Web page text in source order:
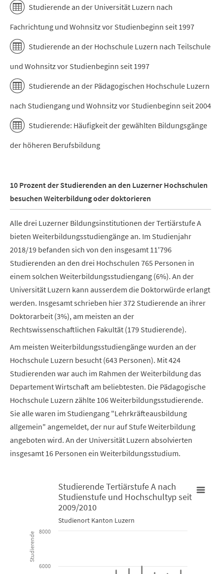
Studierende an der Universität Luzern nach
Fachrichtung und Wohnsitz vor Studienbeginn seit 1997
Studierende an der Hochschule Luzern nach Teilschule
und Wohnsitz vor Studienbeginn seit 1997
Studierende an der Pädagogischen Hochschule Luzern
nach Studiengang und Wohnsitz vor Studienbeginn seit 2004
Studierende: Häufigkeit der gewählten Bildungsgänge
der höheren Berufsbildung
10 Prozent der Studierenden an den Luzerner Hochschulen
besuchen Weiterbildung oder doktorieren
Alle drei Luzerner Bildungsinstitutionen der Tertiärstufe A
bieten Weiterbildungsstudiengänge an. Im Studienjahr
2018/19 befanden sich von den insgesamt 11'796
Studierenden an den drei Hochschulen 765 Personen in
einem solchen Weiterbildungsstudiengang (6%). An der
Universität Luzern kann ausserdem die Doktorwürde erlangt
werden. Insgesamt schrieben hier 372 Studierende an ihrer
Doktorarbeit (3%), am meisten an der
Rechtswissenschaftlichen Fakultät (179 Studierende).
Am meisten Weiterbildungsstudiengänge wurden an der
Hochschule Luzern besucht (643 Personen). Mit 424
Studierenden war auch im Rahmen der Weiterbildung das
Departement Wirtschaft am beliebtesten. Die Pädagogische
Hochschule Luzern zählte 106 Weiterbildungsstudierende.
Sie alle waren im Studiengang "Lehrkräfteausbildung
allgemein" angemeldet, der nur auf Stufe Weiterbildung
angeboten wird. An der Universität Luzern absolvierten
insgesamt 16 Personen ein Weiterbildungsstudium.
Studierende Tertiärstufe A nach Studienstufe und
Bar chart with 6 data series.
Studienort Kanton Luzern
View as data table, Studierende Tertiärstufe A nach
Studierende
Studierende Tertiärstufe A nach
Studienstufe und Hochschultyp seit
2009/2010
Studienort Kanton Luzern
6000
8000